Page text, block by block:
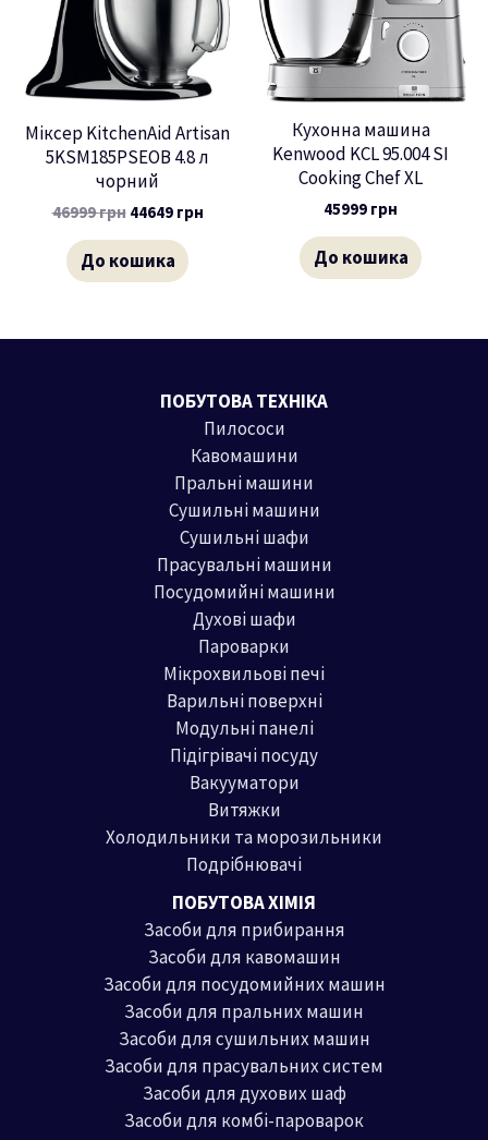
Міксер KitchenAid Artisan
5KSM185PSEOB 4.8 л
чорний
46999грн 44649 грн
До кошика
Кухонна машина
Kenwood KCL 95.004 SI
Cooking Chef XL
45999 грн
До кошика
ПОБУТОВА ТЕХНІКА
Пилососи
Кавомашини
Пральні машини
Сушильні машини
Сушильні шафи
Прасувальні машини
Посудомийні машини
Духові шафи
Пароварки
Мікрохвильові печі
Варильні поверхні
Модульні панелі
Підігрівачі посуду
Вакууматори
Витяжки
Холодильники та морозильники
Подрібнювачі
ПОБУТОВА ХІМІЯ
Засоби для прибирання
Засоби для кавомашин
Засоби для посудомийних машин
Засоби для пральних машин
Засоби для сушильних машин
Засоби для прасувальних систем
Засоби для духових шаф
Засоби для комбі-пароварок